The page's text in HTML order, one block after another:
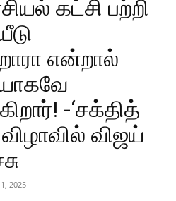
கட்சி பற்றி
என்றால்
-‘சக்தித்
விஜய்
2025